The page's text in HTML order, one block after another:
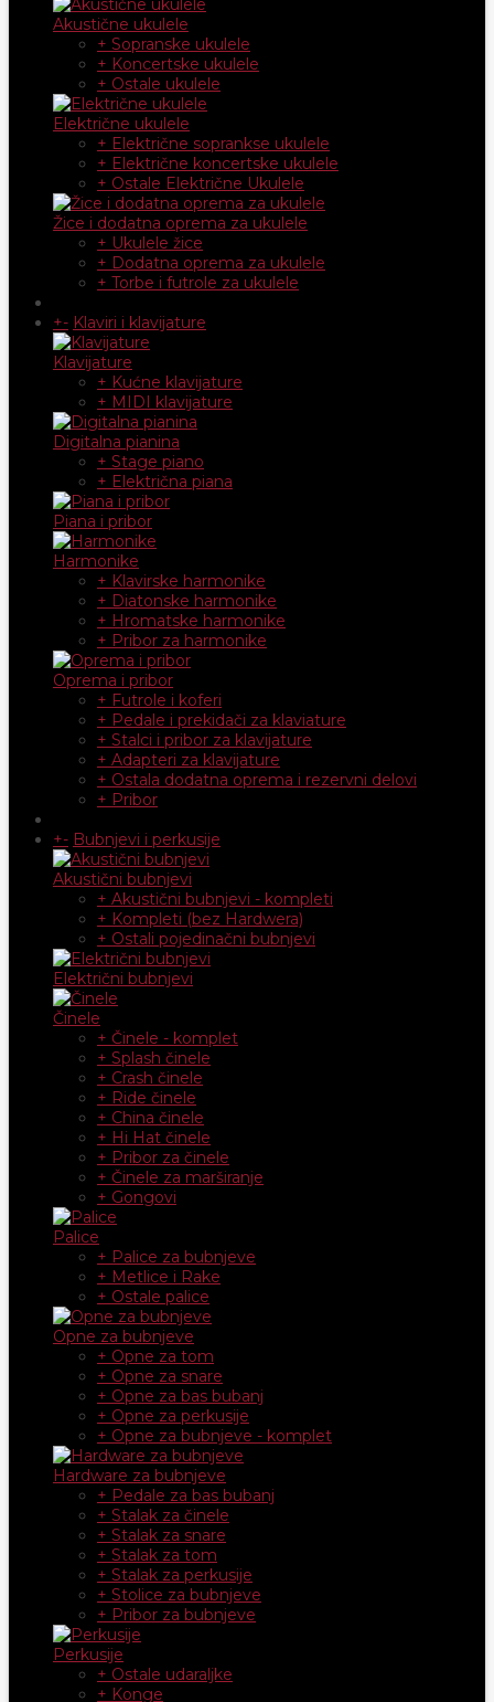
Akustične ukulele
+ Sopranske ukulele
+ Koncertske ukulele
+ Ostale ukulele
Električne ukulele
+ Električne soprankse ukulele
+ Električne koncertske ukulele
+ Ostale Električne Ukulele
Žice i dodatna oprema za ukulele
+ Ukulele žice
+ Dodatna oprema za ukulele
+ Torbe i futrole za ukulele
+- Klaviri i klavijature
Klavijature
+ Kućne klavijature
+ MIDI klavijature
Digitalna pianina
+ Stage piano
+ Električna piana
Piana i pribor
Harmonike
+ Klavirske harmonike
+ Diatonske harmonike
+ Hromatske harmonike
+ Pribor za harmonike
Oprema i pribor
+ Futrole i koferi
+ Pedale i prekidači za klaviature
+ Stalci i pribor za klavijature
+ Adapteri za klavijature
+ Ostala dodatna oprema i rezervni delovi
+ Pribor
+- Bubnjevi i perkusije
Akustični bubnjevi
+ Akustični bubnjevi - kompleti
+ Kompleti (bez Hardwera)
+ Ostali pojedinačni bubnjevi
Električni bubnjevi
Činele
+ Činele - komplet
+ Splash činele
+ Crash činele
+ Ride činele
+ China činele
+ Hi Hat činele
+ Pribor za činele
+ Činele za marširanje
+ Gongovi
Palice
+ Palice za bubnjeve
+ Metlice i Rake
+ Ostale palice
Opne za bubnjeve
+ Opne za tom
+ Opne za snare
+ Opne za bas bubanj
+ Opne za perkusije
+ Opne za bubnjeve - komplet
Hardware za bubnjeve
+ Pedale za bas bubanj
+ Stalak za činele
+ Stalak za snare
+ Stalak za tom
+ Stalak za perkusije
+ Stolice za bubnjeve
+ Pribor za bubnjeve
Perkusije
+ Ostale udaraljke
+ Konge